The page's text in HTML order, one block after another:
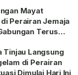
Mayat
Perairan Jemaja
Terus
Tinjau Langsung
di Perairan
Dimulai Hari Ini